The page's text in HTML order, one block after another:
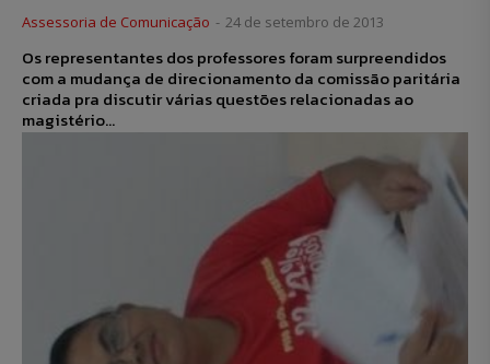
Assessoria de Comunicação - 24 de setembro de 2013
Os representantes dos professores foram surpreendidos
com a mudança de direcionamento da comissão paritária
criada pra discutir várias questões relacionadas ao
magistério...